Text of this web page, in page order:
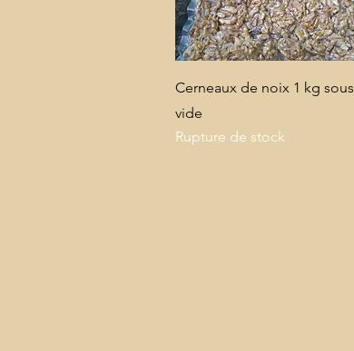
Aperçu rapide
Cerneaux de noix 1 kg sous
vide
Rupture de stock